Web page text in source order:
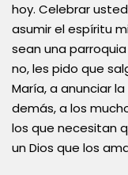
hoy. Celebrar
asumir el espíritu
sean una
no, les pido que
María, a anunciar
demás, a los
los que necesitan
un Dios que los